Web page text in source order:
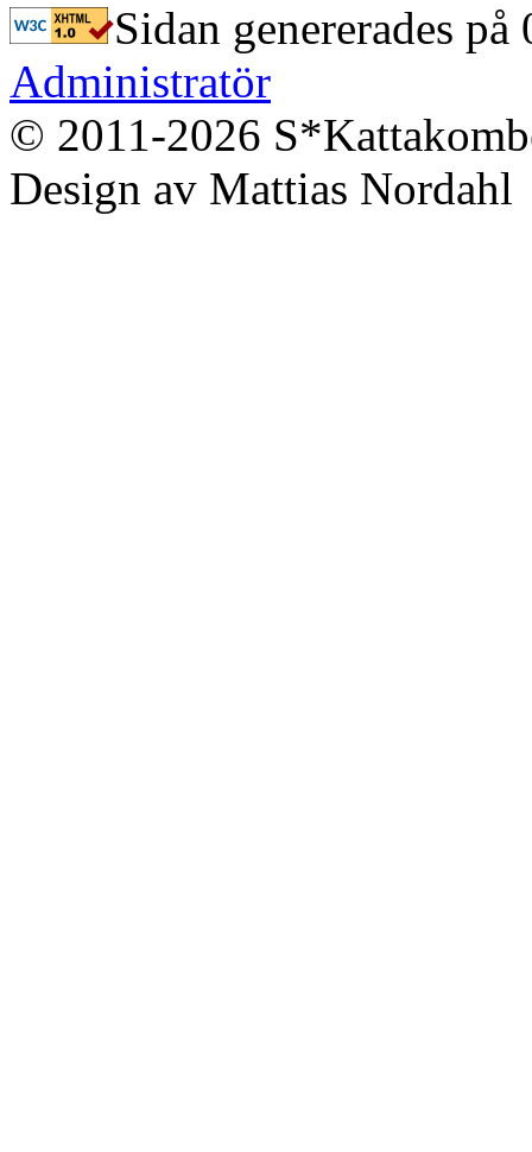
Sidan genererades på
Administratör
© 2011-2026
Design av Mattias Nordahl